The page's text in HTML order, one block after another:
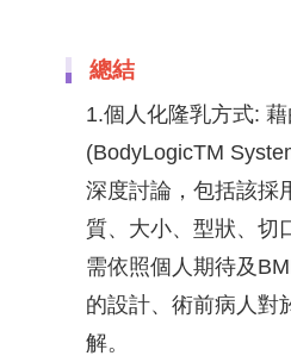
總結
1.個人化隆乳方式:
(BodyLogicTM
深度討論，包括該採
質、大小、型狀、切
需依照個人期待及
的設計、術前病人對
解。